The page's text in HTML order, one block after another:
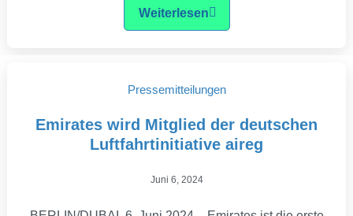
Weiterlesen
Pressemitteilungen
Emirates wird Mitglied der deutschen
Luftfahrtinitiative aireg
Juni 6, 2024